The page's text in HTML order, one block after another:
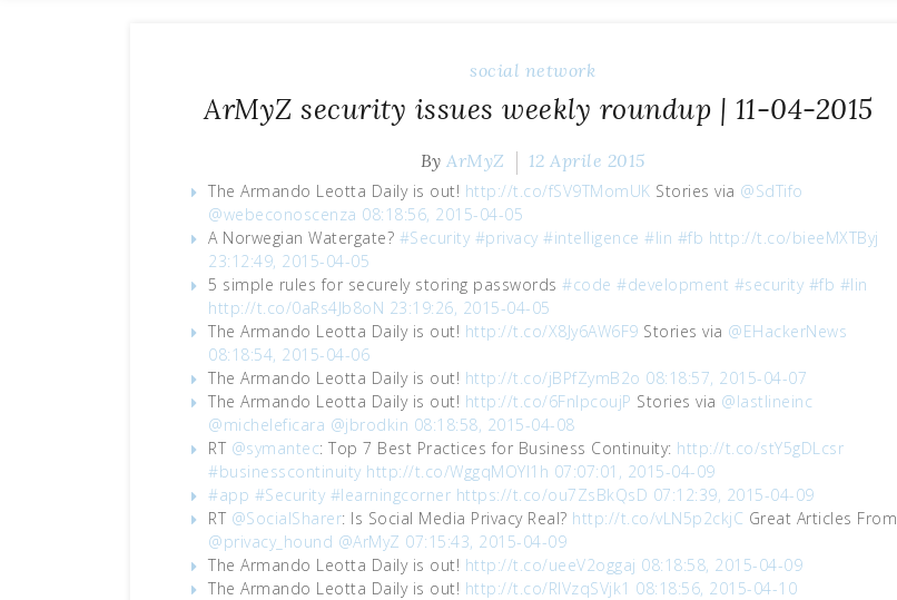
social network
ArMyZ security issues weekly roundup | 11-04-2015
ByArMyZ 12 Aprile 2015
The Armando Leotta Daily is out! http://t.co/fSV9TMomUK Stories via @SdTifo
@webeconoscenza 08:18:56, 2015-04-05
A Norwegian Watergate? #Security #privacy #intelligence #lin #fb http://t.co/bieeMXTByj
23:12:49, 2015-04-05
5 simple rules for securely storing passwords #code #development #security #fb #lin
http://t.co/0aRs4Jb8oN 23:19:26, 2015-04-05
The Armando Leotta Daily is out! http://t.co/X8Jy6AW6F9 Stories via @EHackerNews
08:18:54, 2015-04-06
The Armando Leotta Daily is out! http://t.co/jBPfZymB2o 08:18:57, 2015-04-07
The Armando Leotta Daily is out! http://t.co/6FnIpcoujP Stories via @lastlineinc
@micheleficara @jbrodkin 08:18:58, 2015-04-08
RT @symantec: Top 7 Best Practices for Business Continuity: http://t.co/stY5gDLcsr
#businesscontinuity http://t.co/WggqMOYI1h 07:07:01, 2015-04-09
#app #Security #learningcorner https://t.co/ou7ZsBkQsD 07:12:39, 2015-04-09
RT @SocialSharer: Is Social Media Privacy Real? http://t.co/vLN5p2ckjC Great Articles From
@privacy_hound @ArMyZ 07:15:43, 2015-04-09
The Armando Leotta Daily is out! http://t.co/ueeV2oggaj 08:18:58, 2015-04-09
The Armando Leotta Daily is out! http://t.co/RIVzqSVjk1 08:18:56, 2015-04-10